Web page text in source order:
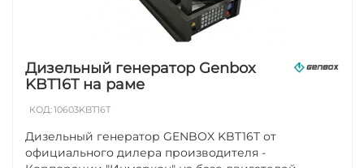
Дизельный генератор Genbox
KBT16T на раме
КОД:10603KBT16T
Дизельный генератор GENBOX KBT16T от
официального дилера производителя -